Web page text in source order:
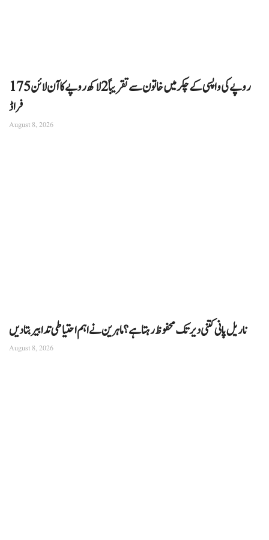
175 روپے کی واپسی کے چکر میں خاتون سے تقریباً 2 لاکھ روپے کا آن لائن
فراڈ
August 8, 2026
ناریل پانی کتنی دیر تک محفوظ رہتا ہے؟ ماہرین نے اہم احتیاطی تدابیر بتا دیں
August 8, 2026